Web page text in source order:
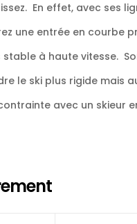
En effet, avec ses
une entrée en courbe
à haute vitesse.
le ski plus rigide mais
avec un skieur